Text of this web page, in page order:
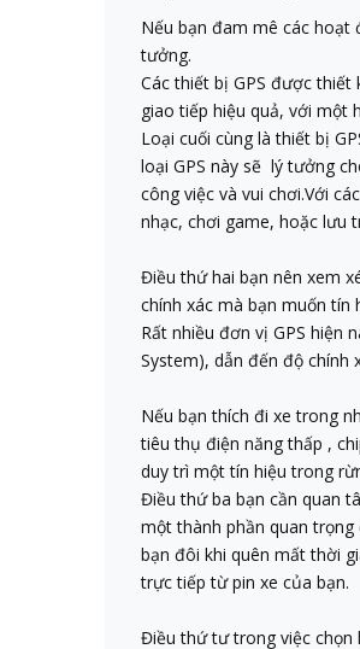
Nếu bạn đam mê các
tưởng.
Các thiết bị GPS được
giao tiếp hiệu quả, với một
Loại cuối cùng là thiết bị
loại GPS này sẽ lý tưởng
công việc và vui chơi.Với
nhạc, chơi game, hoặc lưu
Điều thứ hai bạn nên xem
chính xác mà bạn muốn tín
Rất nhiều đơn vị GPS hiện
System), dẫn đến độ chính
Nếu bạn thích đi xe trong
tiêu thụ điện năng thấp ,
duy trì một tín hiệu trong
Điều thứ ba bạn cần quan
một thành phần quan trọng
bạn đôi khi quên mất thời
trực tiếp từ pin xe của bạn.
Điều thứ tư trong việc chọn